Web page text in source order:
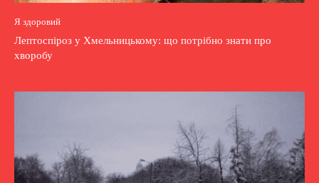
Я здоровий
Лептоспіроз у Хмельницькому: що потрібно знати про
хворобу